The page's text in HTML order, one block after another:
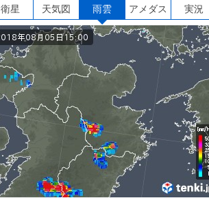
衛星 天気図 雨雲 アメダス 実況